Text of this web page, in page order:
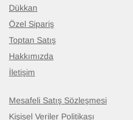
Dükkan
Özel Sipariş
Toptan Satış
Hakkımızda
İletişim
Mesafeli Satış Sözleşmesi
Kişisel Veriler Politikası